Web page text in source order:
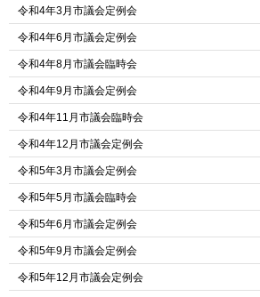
令和4年3月市議会定例会
令和4年6月市議会定例会
令和4年8月市議会臨時会
令和4年9月市議会定例会
令和4年11月市議会臨時会
令和4年12月市議会定例会
令和5年3月市議会定例会
令和5年5月市議会臨時会
令和5年6月市議会定例会
令和5年9月市議会定例会
令和5年12月市議会定例会